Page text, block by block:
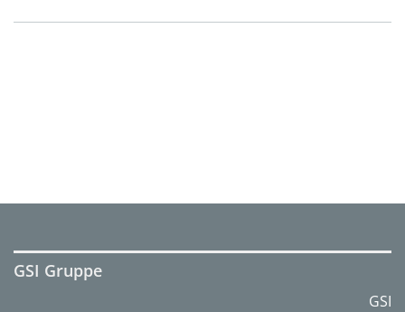
GSI Gruppe
GSI